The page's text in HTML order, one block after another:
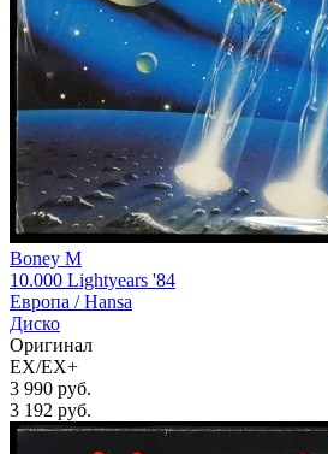
Boney M
10.000 Lightyears '84
Европа /Hansa
Диско
Оригинал
EX/EX+
3 990 руб.
3 192 руб.